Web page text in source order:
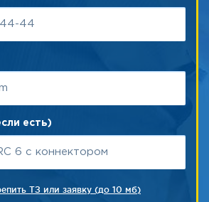
есть)
ТЗ или заявку (до 10 мб)